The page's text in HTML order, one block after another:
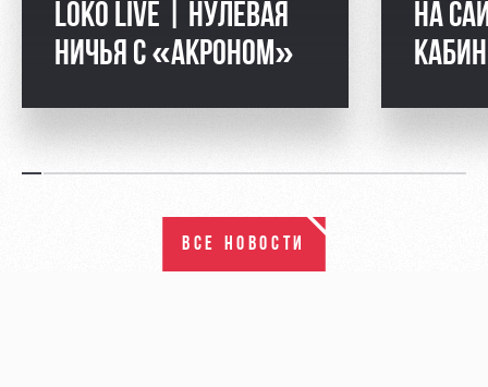
LOKO LIVE | НУЛЕВАЯ
НИЧЬЯ С «АКРОНОМ»
НА
ВСЕ НОВОСТИ